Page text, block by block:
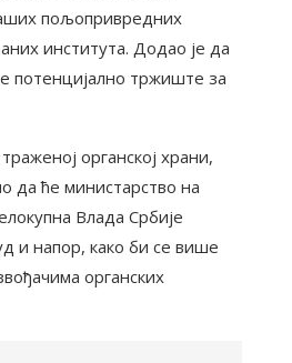
пољопривредних
института. Додао је да
потенцијално тржиште за
органској храни,
да ће министарство на
Влада Србије
и напор, како би се више
органских